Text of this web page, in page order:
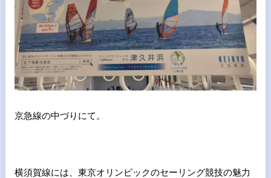
京急線の中づりにて。
横須賀線には、東京オリンピックのセーリング競技の魅力